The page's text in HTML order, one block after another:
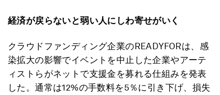
経済が戻らないと弱い人にしわ寄せがいく
クラウドファンディング企業のREADYFORは、感
染拡大の影響でイベントを中止した企業やアーテ
ィストらがネットで支援金を募れる仕組みを発表
した。通常は12%の手数料を5％に引き下げ、損失